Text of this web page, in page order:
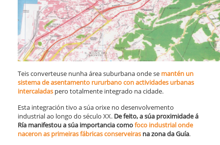
Teis converteuse nunha área suburbana onde se mantén un
sistema de asentamento rururbano con actividades urbanas
intercaladas pero totalmente integrado na cidade.
Esta integración tivo a súa orixe no desenvolvemento
industrial ao longo do século XX. De feito, a súa proximidade á
Ría manifestou a súa importancia comofoco industrial onde
naceron as primeiras fábricas conserveiras na zona da Guía.